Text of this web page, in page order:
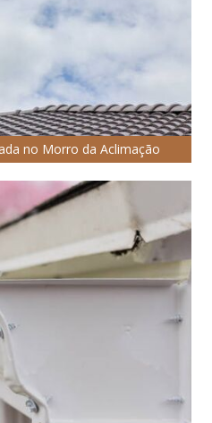
no Morro da Aclimação